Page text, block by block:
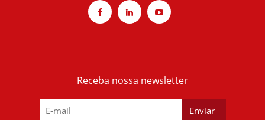
Receba nossa newsletter